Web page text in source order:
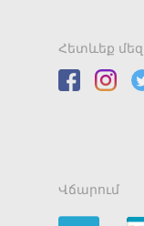
Հետևեք մեզ
Վճարում